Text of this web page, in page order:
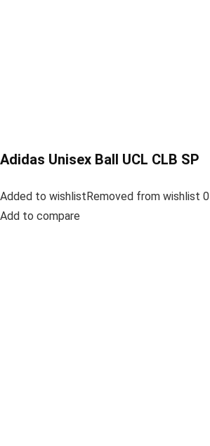
Adidas Unisex Ball UCL CLB SP
Added to wishlistRemoved from wishlist 0
Add to compare